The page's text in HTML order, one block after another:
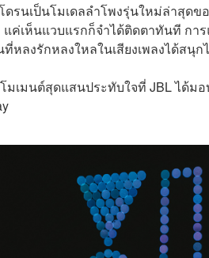
รนเป็นโมเดลลำโพงรุ่นใหม่ล่าสุดข
เห็นแวบแรกก็จำได้ติดตาทันที กา
หลงรักหลงใหลในเสียงเพลงได้สนุ
เมนต์สุดแสนประทับใจที่ JBL ได้